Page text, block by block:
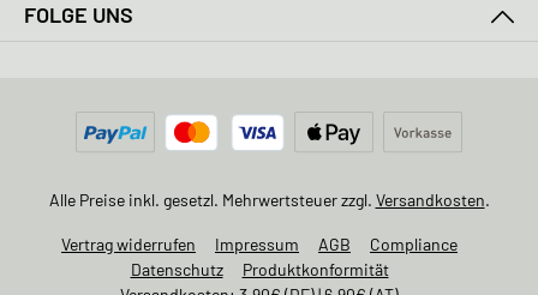
FOLGE UNS
Alle Preise inkl. gesetzl. Mehrwertsteuer zzgl. Versandkosten.
Vertrag widerrufen Impressum AGB
Compliance
Datenschutz
Produktkonformität